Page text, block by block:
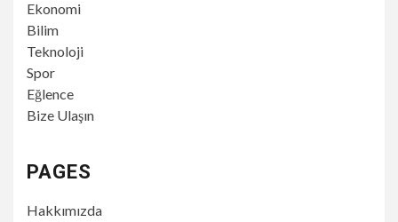
Ekonomi
Bilim
Teknoloji
Spor
Eğlence
Bize Ulaşın
PAGES
Hakkımızda